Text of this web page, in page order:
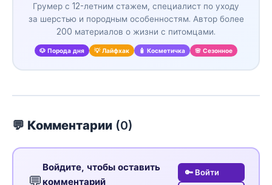
Грумер с 12-летним стажем, специалист по уходу
за шерстью и породным особенностям. Автор более
200 материалов о жизни с питомцами.
🐶 Порода дня 💡 Лайфхак 🧴 Косметичка 🌸 Сезонное
💬 Комментарии (0)
Войдите, чтобы оставить
комментарий
🔑 Войти